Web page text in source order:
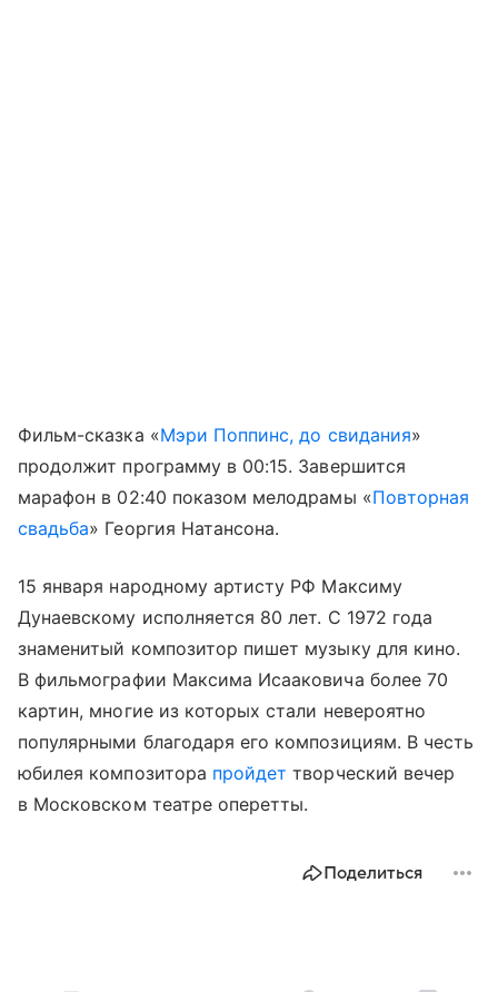
Фильм-сказка «Мэри Поппинс, до свидания»
продолжит программу в 00:15. Завершится
марафон в 02:40 показом мелодрамы «Повторная
свадьба» Георгия Натансона.
15 января народному артисту РФ Максиму
Дунаевскому исполняется 80 лет. С 1972 года
знаменитый композитор пишет музыку для кино.
В фильмографии Максима Исааковича более 70
картин, многие из которых стали невероятно
популярными благодаря его композициям. В честь
юбилея композитора пройдет творческий вечер
в Московском театре оперетты.
Поделиться